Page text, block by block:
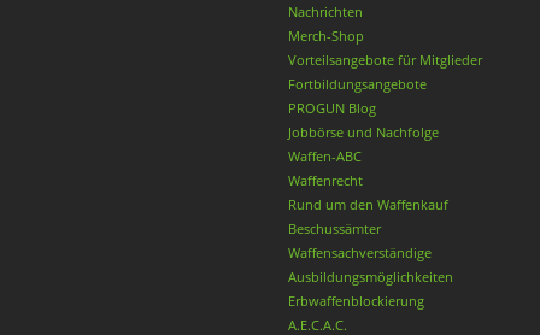
Nachrichten
Merch-Shop
Vorteilsangebote für Mitglieder
Fortbildungsangebote
PROGUN Blog
Jobbörse und Nachfolge
Waffen-ABC
Waffenrecht
Rund um den Waffenkauf
Beschussämter
Waffensachverständige
Ausbildungsmöglichkeiten
Erbwaffenblockierung
A.E.C.A.C.